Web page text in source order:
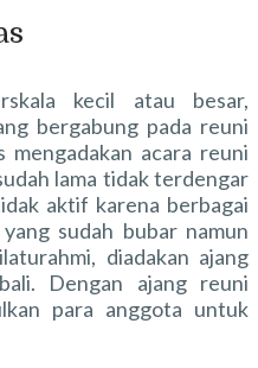
kecil atau besar,
bergabung pada reuni
mengadakan acara reuni
lama tidak terdengar
aktif karena berbagai
sudah bubar namun
diadakan ajang
Dengan ajang reuni
para anggota untuk